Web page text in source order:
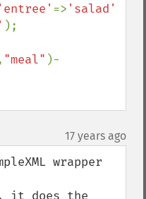
'entree' => 'salad'
);
"meal" )-
17 years ago
wrapper
it does the